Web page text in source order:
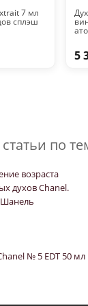
7 мл
сплэш
5
по
возраста
духов Chanel.
Шанель
№ 5 EDT 50